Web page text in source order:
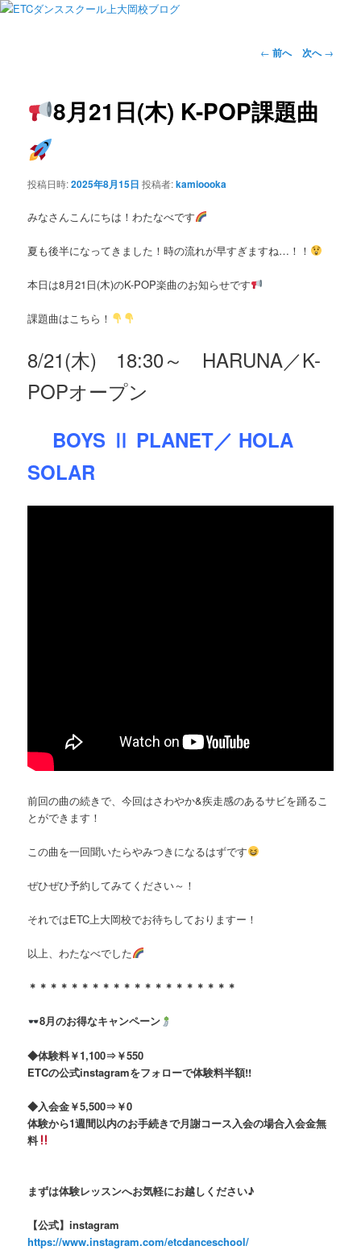
投
ビ
ゲ
← 前へ 次へ→
8月21日(木) K-POP課題曲
投稿日時:2025年8月15日 投稿者:kamioooka
みなさんこんにちは！わたなべです
夏も後半になってきました！時の流れが早すぎますね…！！
本日は8月21日(木)のK-POP楽曲のお知らせです
課題曲はこちら！
8/21(木) 18:30～ HARUNA／K-
POPオープン
BOYS Ⅱ PLANET／ HOLA
SOLAR
前回の曲の続きで、今回はさわやか&疾走感のあるサビを踊るこ
とができます！
この曲を一回聞いたらやみつきになるはずです
ぜひぜひ予約してみてください～！
それではETC上大岡校でお待ちしておりますー！
以上、わたなべでした
＊＊＊＊＊＊＊＊＊＊＊＊＊＊＊＊＊＊＊＊
8月のお得なキャンペーン
◆体験料￥1,100⇒￥550
ETCの公式instagramをフォローで体験料半額!!
◆入会金￥5,500⇒￥0
体験から1週間以内のお手続きで月謝コース入会の場合入会金無
料
まずは体験レッスンへお気軽にお越しください♪
【公式】instagram
https://www.instagram.com/etcdanceschool/